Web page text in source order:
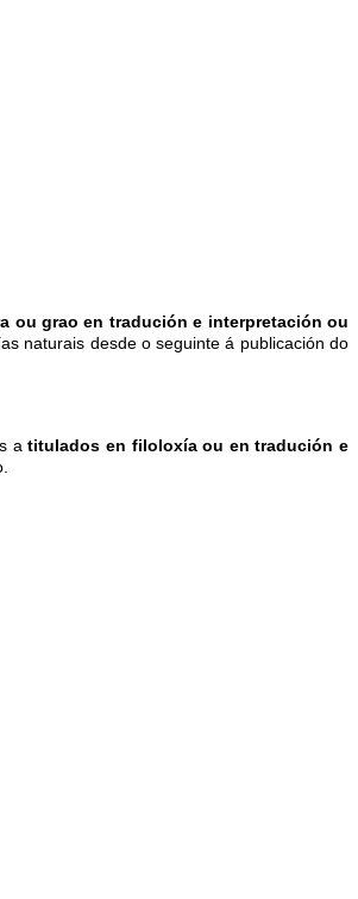
ou grao en tradución e interpretación ou
naturais desde o seguinte á publicación do
atitulados en filoloxía ou en tradución e